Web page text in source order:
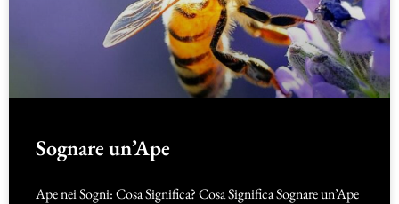
Sognare un’Ape
Ape nei Sogni: Cosa Significa? Cosa Significa Sognare un’Ape